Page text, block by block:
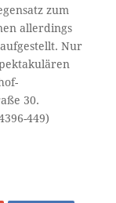
zum
allerdings
Nur
30.
449)